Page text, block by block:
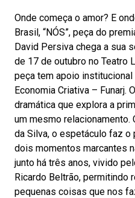
Onde começa o amor? E
Brasil, “NÓS”, peça do
David Persiva chega a sua
de 17 de outubro no Teatro
peça tem apoio
Economia Criativa – Funarj.
dramática que explora a
um mesmo relacionamento.
da Silva, o espetáculo faz
dois momentos marcantes
junto há três anos, vivido
Ricardo Beltrão, permitindo
pequenas coisas que nos